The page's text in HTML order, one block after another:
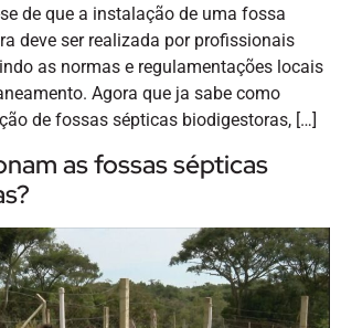
de que a instalação de uma fossa
deve ser realizada por profissionais
as normas e regulamentações locais
Agora que ja sabe como
de fossas sépticas biodigestoras, […]
as fossas sépticas